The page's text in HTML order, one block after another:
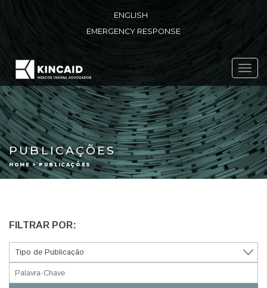
ENGLISH
EMERGENCY RESPONSE
PUBLICAÇÕES
HOME > PUBLICAÇÕES
FILTRAR POR: